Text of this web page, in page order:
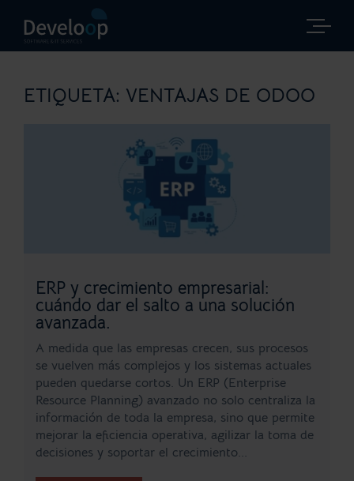
ETIQUETA: VENTAJAS DE ODOO
ERP y crecimiento empresarial:
cuándo dar el salto a una solución
avanzada.
A medida que las empresas crecen, sus procesos
se vuelven más complejos y los sistemas actuales
pueden quedarse cortos. Un ERP (Enterprise
Resource Planning) avanzado no solo centraliza la
información de toda la empresa, sino que permite
mejorar la eficiencia operativa, agilizar la toma de
decisiones y soportar el crecimiento...